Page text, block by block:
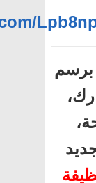
برسم